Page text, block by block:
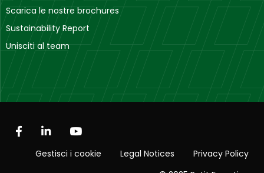
Scarica le nostre brochures
Sustainability Report
Unisciti al team
Gestisci i cookie Legal Notices
Privacy Policy